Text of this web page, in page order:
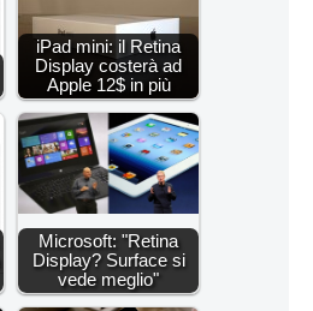
iPad mini: il Retina
Display costerà ad
Apple 12$ in più
Microsoft: "Retina
Display? Surface si
vede meglio"